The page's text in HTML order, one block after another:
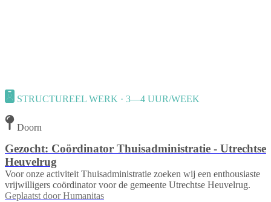
STRUCTUREEL WERK · 3—4 UUR/WEEK
Doorn
Gezocht: Coördinator Thuisadministratie - Utrechtse
Heuvelrug
Voor onze activiteit Thuisadministratie zoeken wij een enthousiaste
vrijwilligers coördinator voor de gemeente Utrechtse Heuvelrug.
Geplaatst door Humanitas